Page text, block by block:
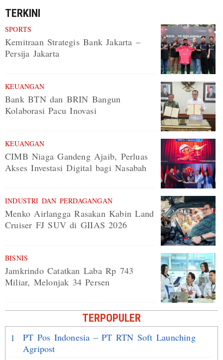
TERKINI
SPORTS
Kemitraan Strategis Bank Jakarta –
Persija Jakarta
KEUANGAN
Bank BTN dan BRIN Bangun
Kolaborasi Pacu Inovasi
KEUANGAN
CIMB Niaga Gandeng Ajaib, Perluas
Akses Investasi Digital bagi Nasabah
INDUSTRI DAN PERDAGANGAN
Menko Airlangga Rasakan Kabin Land
Cruiser FJ SUV di GIIAS 2026
BISNIS
Jamkrindo Catatkan Laba Rp 743
Miliar, Melonjak 34 Persen
TERPOPULER
1
PT Pos Indonesia – PT RTN Soft Launching
Agripost